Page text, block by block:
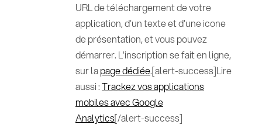
URL de téléchargement de votre
application, d'un texte et d'une icone
de présentation, et vous pouvez
démarrer. L'inscription se fait en ligne,
sur lapage dédiée.[alert-success]Lire
aussi :Trackez vos applications
mobiles avec Google
Analytics[/alert-success]